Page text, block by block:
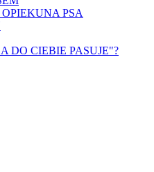
PSA
DO CIEBIE PASUJE"?